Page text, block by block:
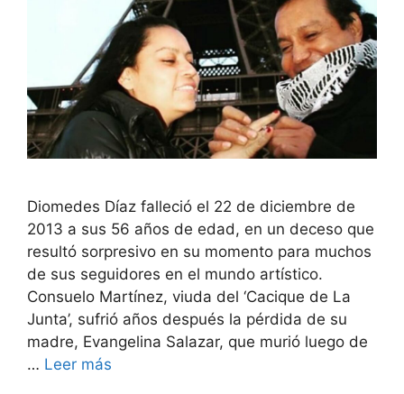
Diomedes Díaz falleció el 22 de diciembre de
2013 a sus 56 años de edad, en un deceso que
resultó sorpresivo en su momento para muchos
de sus seguidores en el mundo artístico.
Consuelo Martínez, viuda del ‘Cacique de La
Junta’, sufrió años después la pérdida de su
madre, Evangelina Salazar, que murió luego de
… Leer más